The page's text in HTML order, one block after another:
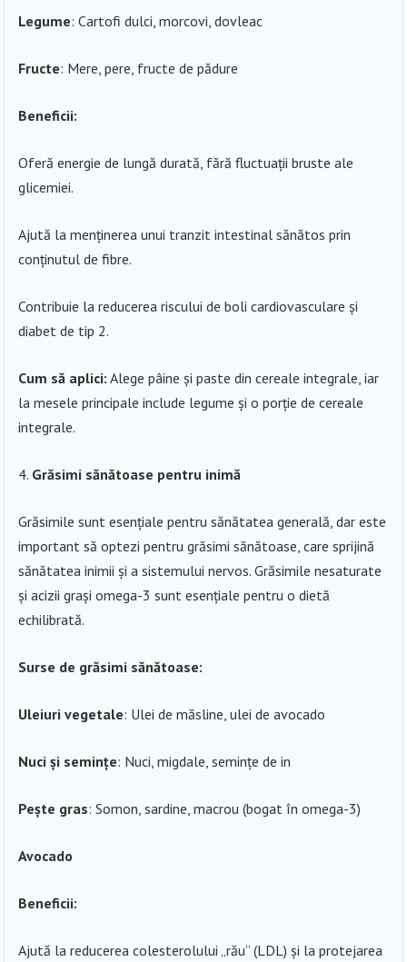
Legume: Cartofi dulci, morcovi, dovleac
Fructe: Mere, pere, fructe de pădure
Beneficii:
Oferă energie de lungă durată, fără fluctuații bruste ale
glicemiei.
Ajută la menținerea unui tranzit intestinal sănătos prin
conținutul de fibre.
Contribuie la reducerea riscului de boli cardiovasculare și
diabet de tip 2.
Cum să aplici: Alege pâine și paste din cereale integrale, iar
la mesele principale include legume și o porție de cereale
integrale.
Grăsimi sănătoase pentru inimă
Grăsimile sunt esențiale pentru sănătatea generală, dar este
important să optezi pentru grăsimi sănătoase, care sprijină
sănătatea inimii și a sistemului nervos. Grăsimile nesaturate
și acizii grași omega-3 sunt esențiale pentru o dietă
echilibrată.
Surse de grăsimi sănătoase:
Uleiuri vegetale: Ulei de măsline, ulei de avocado
Nuci și semințe: Nuci, migdale, semințe de in
Pește gras: Somon, sardine, macrou (bogat în omega-3)
Avocado
Beneficii:
Ajută la reducerea colesterolului „rău” (LDL) și la protejarea